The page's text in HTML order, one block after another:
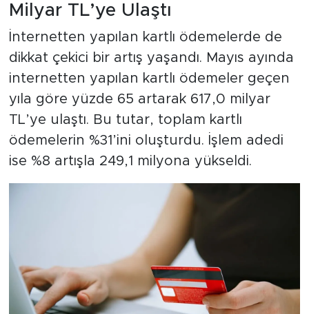
Milyar TL’ye Ulaştı
İnternetten yapılan kartlı ödemelerde de
dikkat çekici bir artış yaşandı. Mayıs ayında
internetten yapılan kartlı ödemeler geçen
yıla göre yüzde 65 artarak 617,0 milyar
TL’ye ulaştı. Bu tutar, toplam kartlı
ödemelerin %31’ini oluşturdu. İşlem adedi
ise %8 artışla 249,1 milyona yükseldi.